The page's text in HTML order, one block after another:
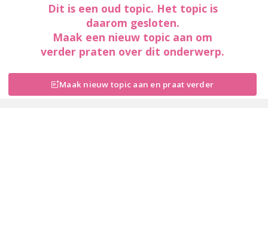
Dit is een oud topic. Het topic is
daarom gesloten.
Maak een nieuw topic aan om
verder praten over dit onderwerp.
Maak nieuw topic aan en praat verder